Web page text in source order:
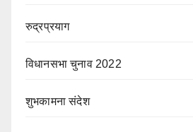
रुद्रप्रयाग
विधानसभा चुनाव 2022
शुभकामना संदेश